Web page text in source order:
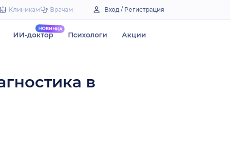
Клиникам Врачам Вход / Регистрация
ИИ-доктор Психологи Акции
в